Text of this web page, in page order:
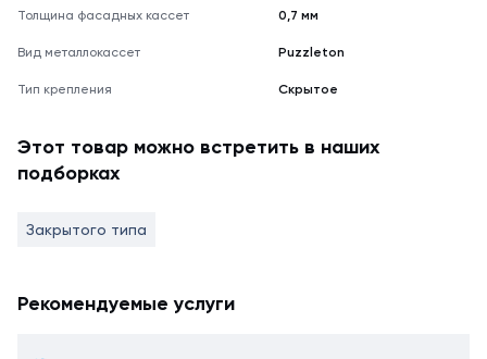
Толщина фасадных кассет 0,7 мм
Вид металлокассет Puzzleton
Тип крепления Скрытое
Этот товар можно встретить в наших
подборках
Закрытого типа
Рекомендуемые услуги